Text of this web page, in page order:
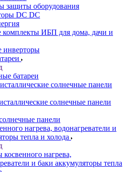
защиты оборудования
DC DC
комплекты ИБП для дома, дачи и
инверторы
батареи
солнечные панели
солнечные панели
панели
нагрева, водонагреватели и
тепла и холода
косвенного нагрева,
и баки аккумуляторы тепла